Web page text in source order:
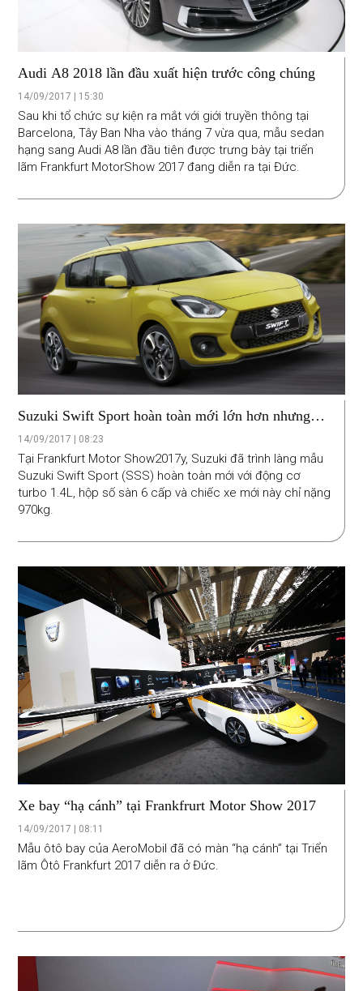
Audi A8 2018 lần đầu xuất hiện trước công chúng
14/09/2017 | 15:30
Sau khi tổ chức sự kiện ra mắt với giới truyền thông tại
Barcelona, Tây Ban Nha vào tháng 7 vừa qua, mẫu sedan
hạng sang Audi A8 lần đầu tiên được trưng bày tại triển
lãm Frankfurt MotorShow 2017 đang diễn ra tại Đức.
Suzuki Swift Sport hoàn toàn mới lớn hơn nhưng
nhẹ hơn
14/09/2017 | 08:23
Tại Frankfurt Motor Show2017y, Suzuki đã trình làng mẫu
Suzuki Swift Sport (SSS) hoàn toàn mới với động cơ
turbo 1.4L, hộp số sàn 6 cấp và chiếc xe mới này chỉ nặng
970kg.
Xe bay “hạ cánh” tại Frankfrurt Motor Show 2017
14/09/2017 | 08:11
Mẫu ôtô bay của AeroMobil đã có màn “hạ cánh” tại Triển
lãm Ôtô Frankfurt 2017 diễn ra ở Đức.